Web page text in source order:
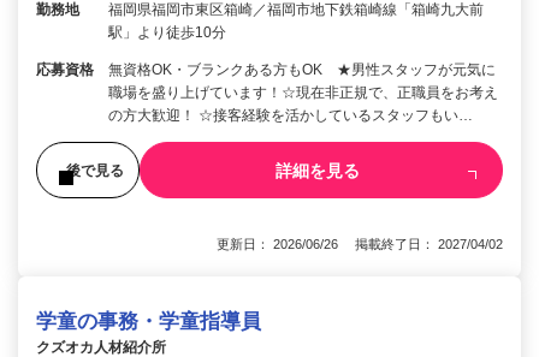
勤務地
福岡県福岡市東区箱崎／福岡市地下鉄箱崎線「箱崎九大前
駅」より徒歩10分
応募資格
無資格OK・ブランクある方もOK ★男性スタッフが元気に
職場を盛り上げています！☆現在非正規で、正職員をお考え
の方大歓迎！ ☆接客経験を活かしているスタッフもい…
後で見る 詳細を見る
更新日： 2026/06/26 掲載終了日： 2027/04/02
学童の事務・学童指導員
クズオカ人材紹介所